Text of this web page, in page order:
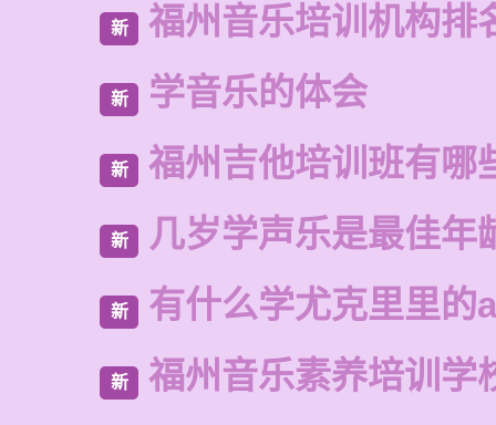
新 福州音乐培训机构排
新 学音乐的体会
新 福州吉他培训班有哪
新 几岁学声乐是最佳年
新 有什么学尤克里里的
新 福州音乐素养培训学